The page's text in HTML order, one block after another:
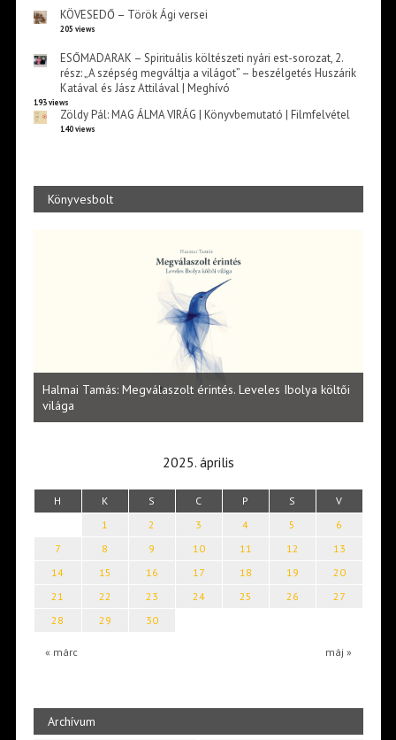
KÖVESEDŐ – Török Ági versei
205 views
ESŐMADARAK – Spirituális költészeti nyári est-sorozat, 2.
rész: „A szépség megváltja a világot” – beszélgetés Huszárik
Katával és Jász Attilával | Meghívó
193 views
Zöldy Pál: MAG ÁLMA VIRÁG | Könyvbemutató | Filmfelvétel
140 views
Könyvesbolt
Halmai Tamás: Megválaszolt érintés. Leveles Ibolya költői
világa
2025. április
H K S C P S V
« márc máj »
1 2 3 4 5
6
7
8 9 10 11 12
13
14
15 16 17 18 19
20
21
22 23 24 25 26
27
28
29 30
Archívum